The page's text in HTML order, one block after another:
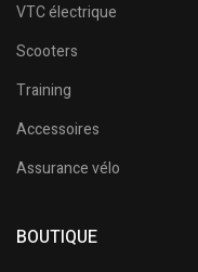
VTC électrique
Scooters
Training
Accessoires
Assurance vélo
BOUTIQUE